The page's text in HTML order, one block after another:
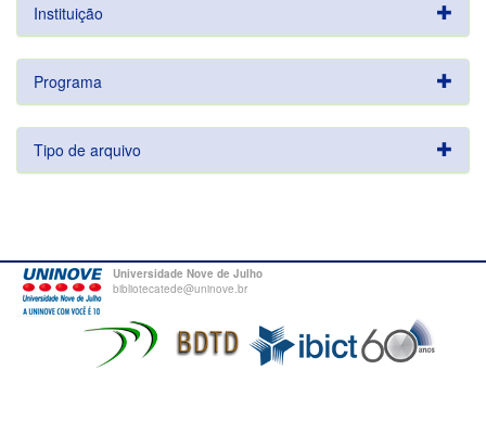
Instituição
Programa
Tipo de arquivo
Universidade Nove de Julho
bibliotecatede@uninove.br